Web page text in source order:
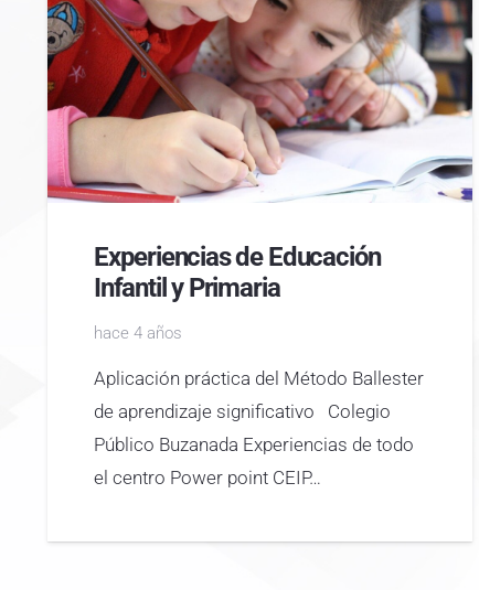
Experiencias de Educación
Infantil y Primaria
hace 4 años
Aplicación práctica del Método Ballester
de aprendizaje significativo Colegio
Público Buzanada Experiencias de todo
el centro Power point CEIP…